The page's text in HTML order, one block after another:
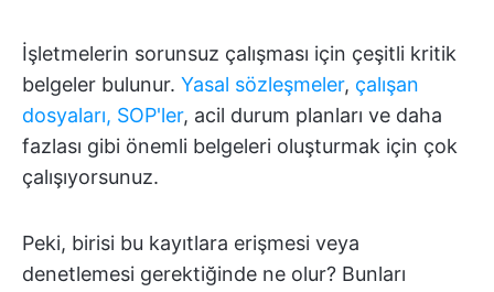
İşletmelerin sorunsuz çalışması için çeşitli kritik
belgeler bulunur. Yasal sözleşmeler, çalışan
dosyaları, SOP'ler, acil durum planları ve daha
fazlası gibi önemli belgeleri oluşturmak için çok
çalışıyorsunuz.
Peki, birisi bu kayıtlara erişmesi veya
denetlemesi gerektiğinde ne olur? Bunları